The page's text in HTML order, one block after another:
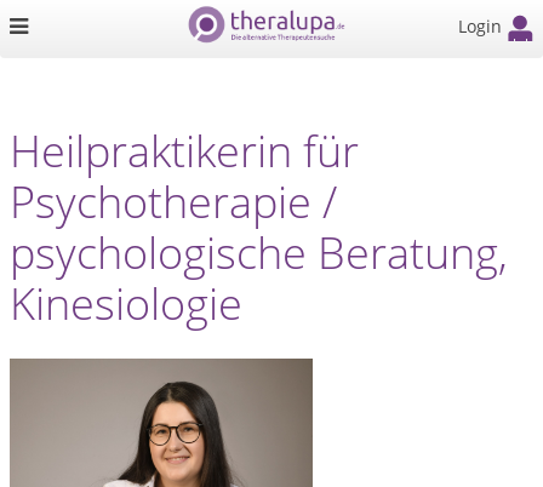
Login
Heilpraktikerin für
Psychotherapie /
psychologische Beratung,
Kinesiologie